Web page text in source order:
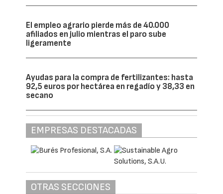
El empleo agrario pierde más de 40.000
afiliados en julio mientras el paro sube
ligeramente
Ayudas para la compra de fertilizantes: hasta
92,5 euros por hectárea en regadío y 38,33 en
secano
EMPRESAS DESTACADAS
OTRAS SECCIONES